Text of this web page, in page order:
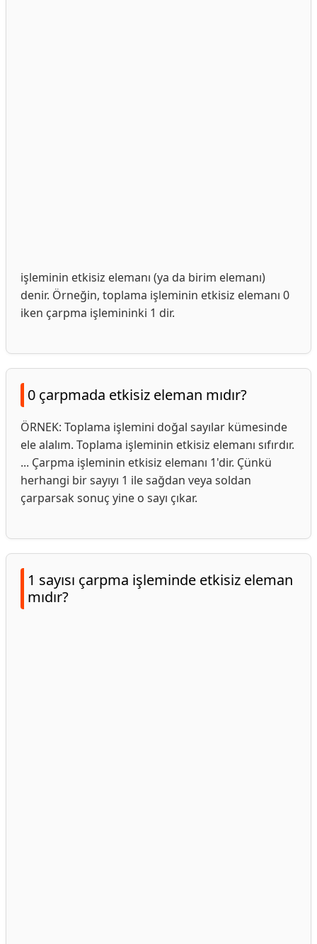
işleminin etkisiz elemanı (ya da birim elemanı)
denir. Örneğin, toplama işleminin etkisiz elemanı 0
iken çarpma işlemininki 1 dir.
0 çarpmada etkisiz eleman mıdır?
ÖRNEK: Toplama işlemini doğal sayılar kümesinde
ele alalım. Toplama işleminin etkisiz elemanı sıfırdır.
... Çarpma işleminin etkisiz elemanı 1'dir. Çünkü
herhangi bir sayıyı 1 ile sağdan veya soldan
çarparsak sonuç yine o sayı çıkar.
1 sayısı çarpma işleminde etkisiz eleman
mıdır?